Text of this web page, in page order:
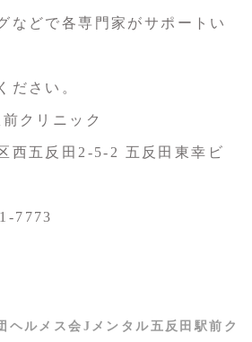
などで各専門家がサポートい
ださい。
クリニック
西五反田2-5-2 五反田東幸ビ
7773
ヘルメス会Jメンタル五反田駅前ク